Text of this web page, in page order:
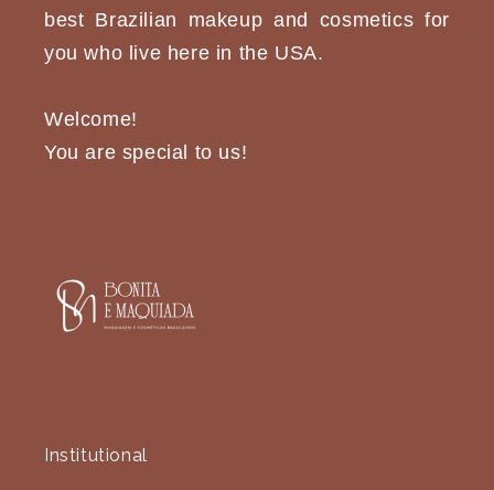
best Brazilian makeup and cosmetics for
you who live here in the USA.
Welcome!
You are special to us!
Institutional